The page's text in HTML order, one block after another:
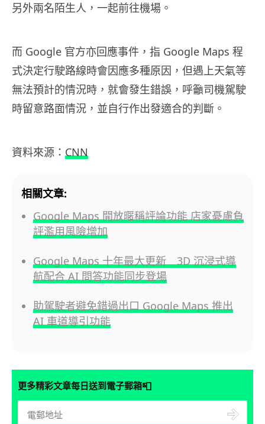
另外兩名陌生人，一起前往機場。
而 Google 官方亦回應事件，指 Google Maps 程
式決定行駛路線時會因應多種原因，但遇上天氣等
無法預計的情況時，就會發生錯誤，呼籲司機駕駛
時留意路面情況，並自行作出發適合的判斷。
資料來源： CNN
相關文章:
Google Maps 開放暱稱評論功能 店家憂慮負
評濫用風險增加
Google Maps 十年最大更新 3D 沉浸式導
航配合 AI 問答功能同步登場
助駕駛者避免錯過出口 Google Maps 推出
AI 車道導引功能
更多精彩文章每日送到電子郵箱📮